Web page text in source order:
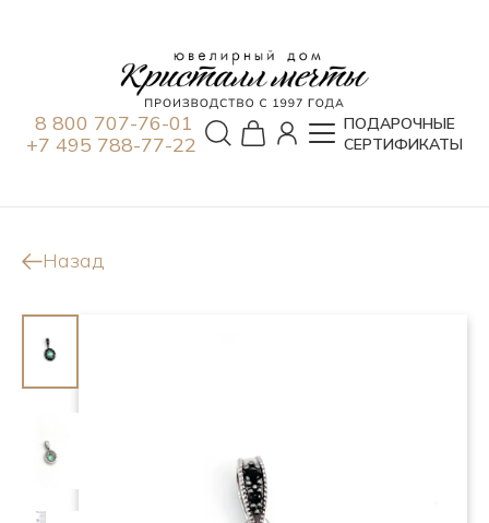
8 800 707-76-01
+7 495 788-77-22
ПОДАРОЧНЫЕ
СЕРТИФИКАТЫ
Назад